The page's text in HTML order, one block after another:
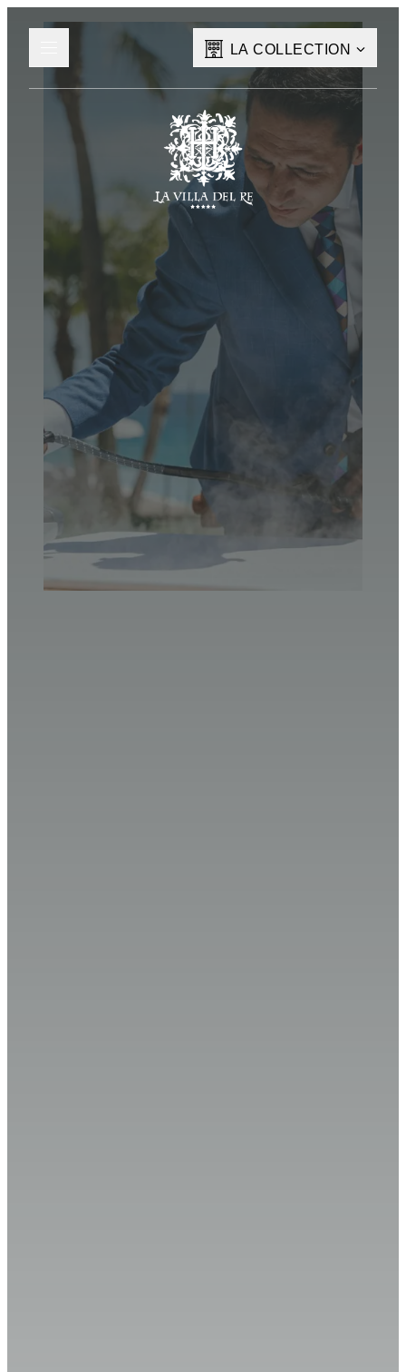
LA COLLECTION